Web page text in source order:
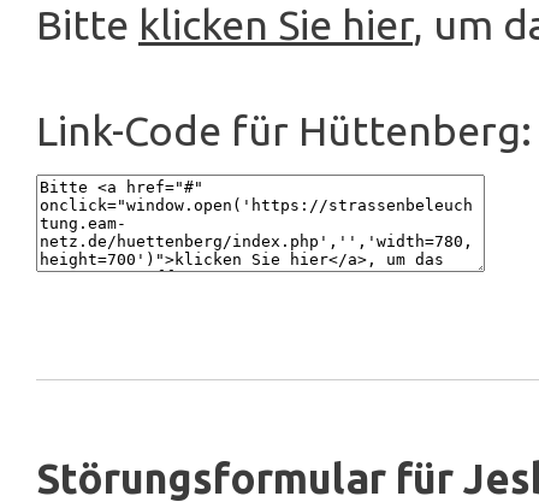
Bitte klicken Sie hier, um
Link-Code für Hüttenberg:
Störungsformular für